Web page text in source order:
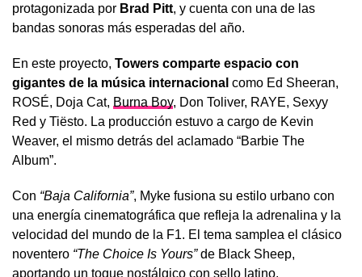
protagonizada por Brad Pitt, y cuenta con una de las
bandas sonoras más esperadas del año.
En este proyecto, Towers comparte espacio con
gigantes de la música internacional como Ed Sheeran,
ROSÉ, Doja Cat, Burna Boy, Don Toliver, RAYE, Sexyy
Red y Tiësto. La producción estuvo a cargo de Kevin
Weaver, el mismo detrás del aclamado “Barbie The
Album”.
Con “Baja California”, Myke fusiona su estilo urbano con
una energía cinematográfica que refleja la adrenalina y la
velocidad del mundo de la F1. El tema samplea el clásico
noventero “The Choice Is Yours”de Black Sheep,
aportando un toque nostálgico con sello latino.